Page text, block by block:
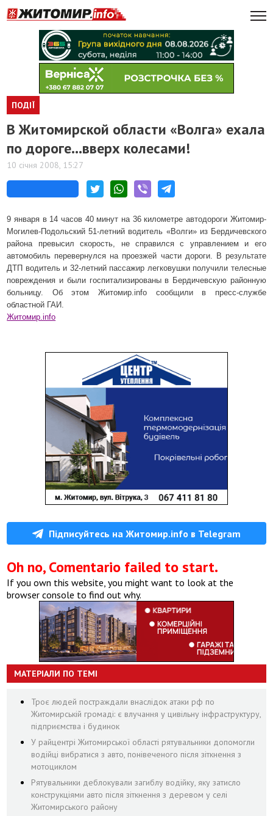
ПОДІЇ
В Житомирской области «Волга» ехала
по дороге…вверх колесами!
10 січня 2008, 15:27
9 января в 14 часов 40 минут на 36 километре автодороги Житомир-
Могилев-Подольский 51-летний водитель «Волги» из Бердичевского
района превысил скорость, не справился с управлением и его
автомобиль перевернулся на проезжей части дороги. В результате
ДТП водитель и 32-летний пассажир легковушки получили телесные
повреждения и были госпитализированы в Бердичевскую районную
больницу. Об этом Житомир.info сообщили в пресс-службе
областной ГАИ.
Житомир.info
Підписуйтесь на Житомир.info в Telegram
Oh no, Comentario failed to start.
If you own this website, you might want to look at the
browser console to find out why.
МАТЕРІАЛИ ПО ТЕМІ
Троє людей постраждали внаслідок атаки рф по
Житомирській громаді: є влучання у цивільну інфраструктуру,
підприємства і будинок
У райцентрі Житомирської області рятувальники допомогли
водійці вибратися з авто, понівеченого після зіткнення з
мотоциклом
Рятувальники деблокували загиблу водійку, яку затисло
конструкціями авто після зіткнення з деревом у селі
Житомирського району